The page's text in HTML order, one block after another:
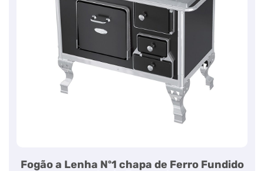
Fogão a Lenha Nº1 chapa de Ferro Fundido